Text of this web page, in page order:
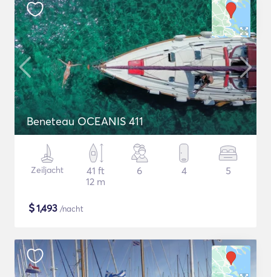
Beneteau OCEANIS 411
Zeiljacht
41 ft
12 m
6 4 5
$1,493 /nacht